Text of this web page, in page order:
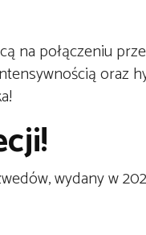
na połączeniu
oraz
wydany w